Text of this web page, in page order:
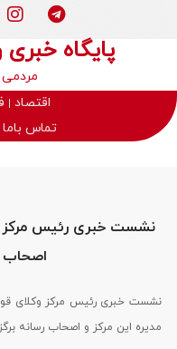
پایگاه
مردمی
اقتصاد
تماس باما
نشست خبری رئیس مرکز
اصحاب
نشست خبری رئیس مرکز وکلای
مدیره این مرکز و اصحاب رسانه